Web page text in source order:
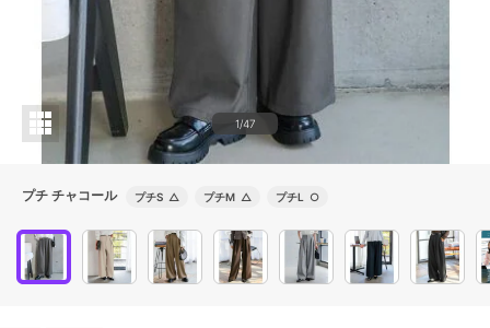
1/47
プチ チャコール プチS △ プチM △ プチL ○